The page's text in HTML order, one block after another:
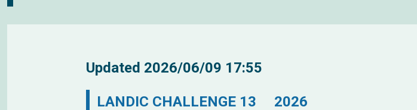
Updated 2026/06/09 17:55
LANDIC CHALLENGE 13 2026